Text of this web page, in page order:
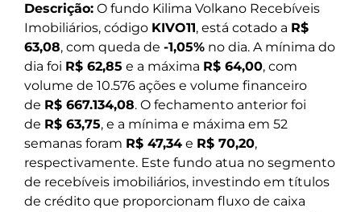
Descrição: O fundo Kilima Volkano Recebíveis
Imobiliários, código KIVO11, está cotado a R$
63,08, com queda de -1,05% no dia. A mínima do
dia foi R$ 62,85 e a máxima R$ 64,00, com
volume de 10.576 ações e volume financeiro
de R$ 667.134,08. O fechamento anterior foi
de R$ 63,75, e a mínima e máxima em 52
semanas foram R$ 47,34 e R$ 70,20,
respectivamente. Este fundo atua no segmento
de recebíveis imobiliários, investindo em títulos
de crédito que proporcionam fluxo de caixa